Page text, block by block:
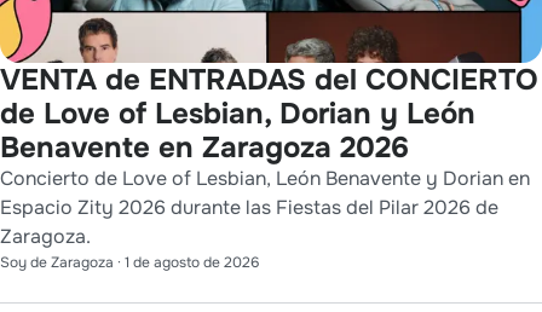
VENTA de ENTRADAS del CONCIERTO
de Love of Lesbian, Dorian y León
Benavente en Zaragoza 2026
Concierto de Love of Lesbian, León Benavente y Dorian en
Espacio Zity 2026 durante las Fiestas del Pilar 2026 de
Zaragoza.
Soy de Zaragoza · 1 de agosto de 2026